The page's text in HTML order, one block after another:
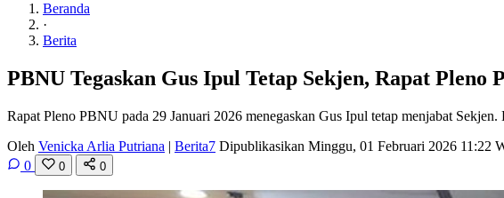
Beranda
·
Berita
PBNU Tegaskan Gus Ipul Tetap Sekjen, Rapat
Rapat Pleno PBNU pada 29 Januari 2026 menegaskan Gus Ipul tetap menjabat
Oleh Venicka Arlia Putriana | Berita7 Dipublikasikan Minggu, 01 Februari 2026 11:22
0
0 0